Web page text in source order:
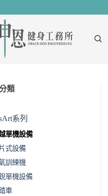
類
系列
單機設備
式設備
訓練機
單機設備
車